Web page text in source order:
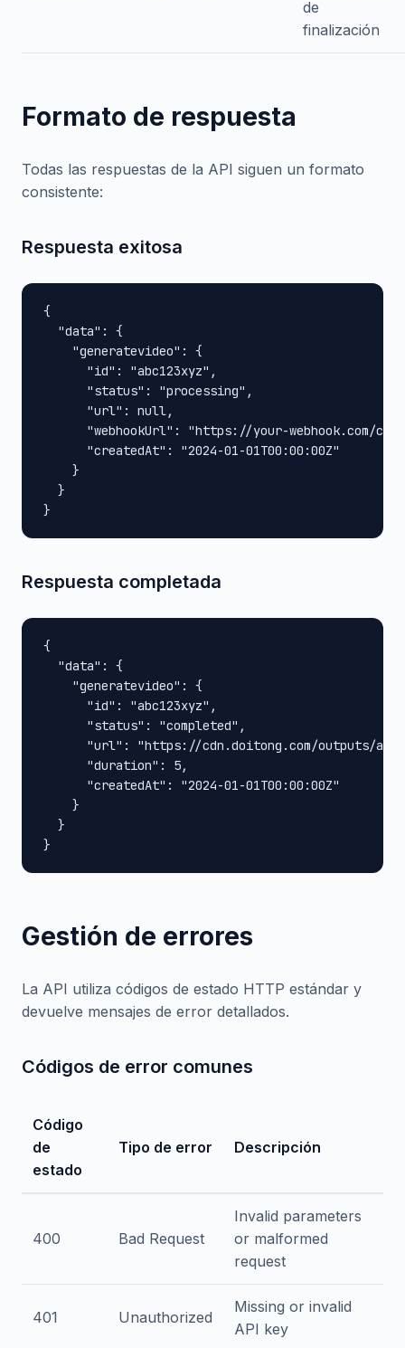
de
finalización
Formato de respuesta
Todas las respuestas de la API siguen un formato
consistente:
Respuesta exitosa
{
  "data": {
    "generatevideo": {
      "id": "abc123xyz",
      "status": "processing",
      "url": null,
"webhookUrl": "https://your-webhook.com/
      "createdAt": "2024-01-01T00:00:00Z"
    }
  }
}
Respuesta completada
{
  "data": {
    "generatevideo": {
      "id": "abc123xyz",
      "status": "completed",
"url": "https://cdn.doitong.com/outputs/
      "duration": 5,
      "createdAt": "2024-01-01T00:00:00Z"
    }
  }
}
Gestión de errores
La API utiliza códigos de estado HTTP estándar y
devuelve mensajes de error detallados.
Códigos de error comunes
Código
de
estado
Tipo de error Descripción
400 Bad Request
Invalid parameters
or malformed
request
401 Unauthorized
Missing or invalid
API key